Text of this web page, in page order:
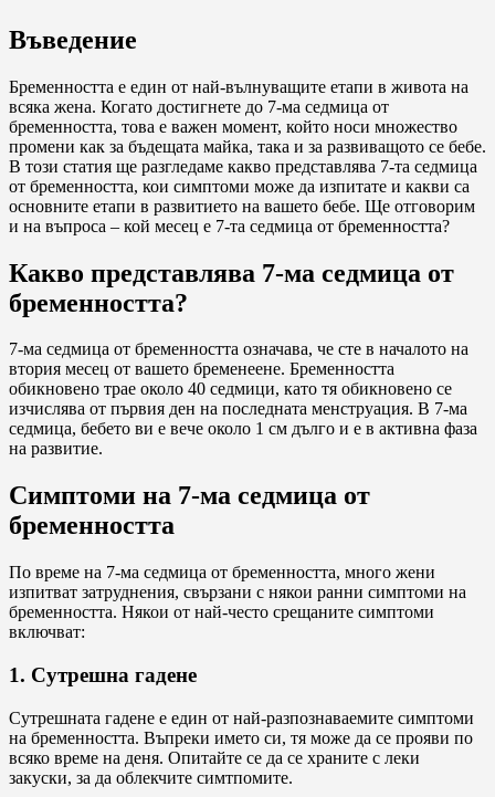
Въведение
Бременността е един от най-вълнуващите етапи в живота на
всяка жена. Когато достигнете до 7-ма седмица от
бременността, това е важен момент, който носи множество
промени как за бъдещата майка, така и за развиващото се бебе.
В този статия ще разгледаме какво представлява 7-та седмица
от бременността, кои симптоми може да изпитате и какви са
основните етапи в развитието на вашето бебе. Ще отговорим
и на въпроса – кой месец е 7-та седмица от бременността?
Какво представлява 7-ма седмица от
бременността?
7-ма седмица от бременността означава, че сте в началото на
втория месец от вашето бременеене. Бременността
обикновено трае около 40 седмици, като тя обикновено се
изчислява от първия ден на последната менструация. В 7-ма
седмица, бебето ви е вече около 1 см дълго и е в активна фаза
на развитие.
Симптоми на 7-ма седмица от
бременността
По време на 7-ма седмица от бременността, много жени
изпитват затруднения, свързани с някои ранни симптоми на
бременността. Някои от най-често срещаните симптоми
включват:
1. Сутрешна гадене
Сутрешната гадене е един от най-разпознаваемите симптоми
на бременността. Въпреки името си, тя може да се прояви по
всяко време на деня. Опитайте се да се храните с леки
закуски, за да облекчите симтпомите.